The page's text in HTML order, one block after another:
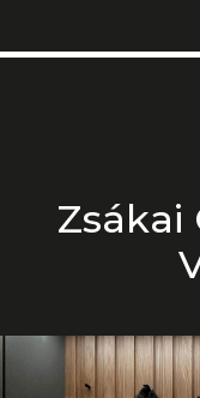
Zsákai